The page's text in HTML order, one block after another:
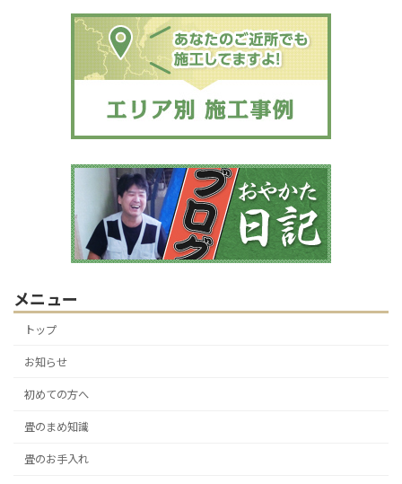
メニュー
トップ
お知らせ
初めての方へ
畳のまめ知識
畳のお手入れ